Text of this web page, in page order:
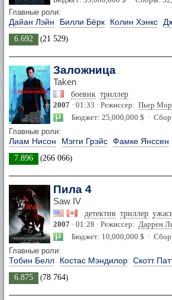
Главные роли:
Дайан Лэйн Билли Бёрк Колин Хэнкс
6.692 (21 529)
Заложница
Taken
боевик триллер
2007 · 01:33 · Режиссер: Пьер
Бюджет: 25,000,000 $ ·
Главные роли:
Лиам Нисон Мэгги Грэйс Фамке Янссен
7.896 (266 066)
Пила 4
Saw IV
детектив триллер
2007 · 01:28 · Режиссер: Даррен
Бюджет: 10,000,000 $ ·
Главные роли:
Тобин Белл Костас Мэндилор Скотт
6.875 (78 764)